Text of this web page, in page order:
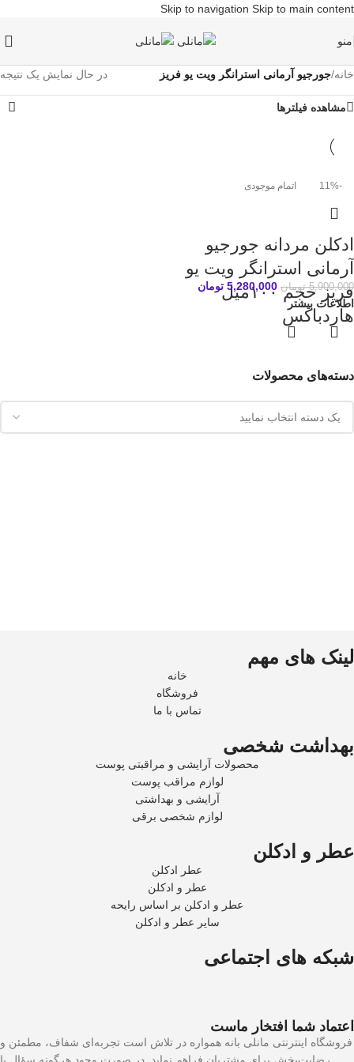
Skip to navigation Skip to main content
منو
دسته‌های محصولات
خانه/جورجیو آرمانی استرانگر ویت یو فریز در حال نمایش یک نتیجه
مشاهده فیلترها
-11% اتمام موجودی
ادکلن مردانه جورجیو
آرمانی استرانگر ویت یو
فریز حجم ۱۰۰میل
هاردباکس
5,900,000 تومان 5,280,000 تومان
اطلاعات بیشتر
لینک های مهم
خانه
فروشگاه
تماس با ما
بهداشت شخصی
محصولات آرایشی و مراقبتی پوست
لوازم مراقب پوست
آرایشی و بهداشتی
لوازم شخصی برقی
عطر و ادکلن
عطر ادکلن
عطر و ادکلن
عطر و ادکلن بر اساس رایحه
سایر عطر و ادکلن
شبکه های اجتماعی
اعتماد شما افتخار ماست
فروشگاه اینترنتی مانلی بانه همواره در تلاش است تجربه‌ای شفاف، مطمئن و